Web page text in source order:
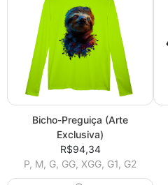
Bicho-Preguiça (Arte
Exclusiva)
R$94,34
P, M, G, GG, XGG, G1, G2